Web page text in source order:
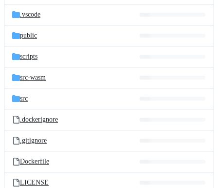
files
.vscode
public
scripts
src-wasm
src
.dockerignore
.gitignore
Dockerfile
LICENSE